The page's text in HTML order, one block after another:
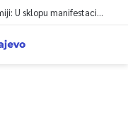
Dova za domovinu i zikir u Ratnoj džamiji: U sklopu manifestacije „Odbrana BiH – Igman 2026“ odana počast herojima